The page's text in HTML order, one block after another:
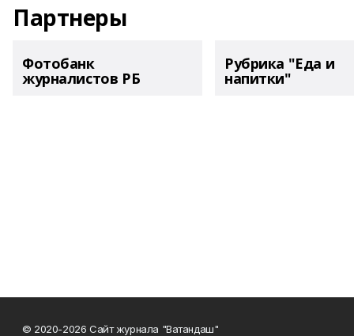
Партнеры
Фотобанк
журналистов РБ
Рубрика "Еда и
напитки"
© 2020-2026 Сайт журнала "Ватандаш"